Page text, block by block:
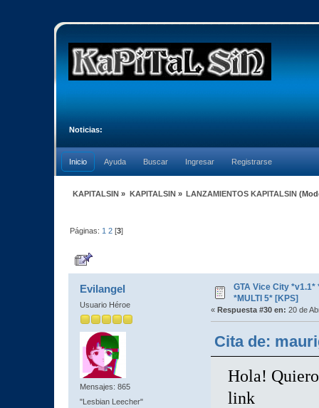
Noticias:
Inicio Ayuda Buscar Ingresar Registrarse
KAPITALSIN » KAPITALSIN» LANZAMIENTOS KAPITALSIN
Páginas: 1 2 [3]
Evilangel
Usuario Héroe
Mensajes: 865
"Lesbian Leecher"
GTA Vice City *v1.1*
*MULTI 5* [KPS]
« Respuesta #30 en: 20 de
Cita de:
Hola!
link